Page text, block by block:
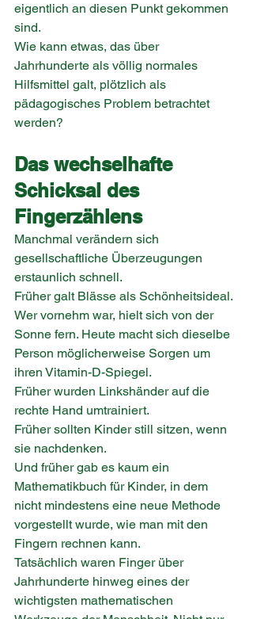
eigentlich an diesen Punkt gekommen
sind.
Wie kann etwas, das über
Jahrhunderte als völlig normales
Hilfsmittel galt, plötzlich als
pädagogisches Problem betrachtet
werden?
Das wechselhafte
Schicksal des
Fingerzählens
Manchmal verändern sich
gesellschaftliche Überzeugungen
erstaunlich schnell.
Früher galt Blässe als Schönheitsideal.
Wer vornehm war, hielt sich von der
Sonne fern. Heute macht sich dieselbe
Person möglicherweise Sorgen um
ihren Vitamin-D-Spiegel.
Früher wurden Linkshänder auf die
rechte Hand umtrainiert.
Früher sollten Kinder still sitzen, wenn
sie nachdenken.
Und früher gab es kaum ein
Mathematikbuch für Kinder, in dem
nicht mindestens eine neue Methode
vorgestellt wurde, wie man mit den
Fingern rechnen kann.
Tatsächlich waren Finger über
Jahrhunderte hinweg eines der
wichtigsten mathematischen